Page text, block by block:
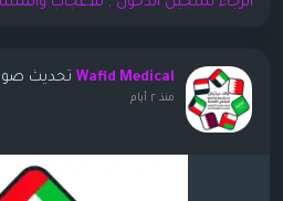
Wafid Medical تحديث
منذ ٢ أيام